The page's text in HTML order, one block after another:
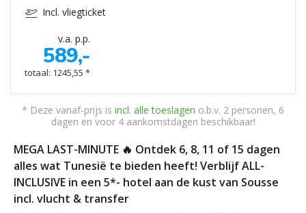
Incl. vliegticket
v.a. p.p.
589,-
totaal: 1245,55 *
* Deze vanaf-prijs is incl. alle toeslagen o.b.v. 2 personen, 6
dagen en voor 4 aankomstdagen beschikbaar!
MEGA LAST-MINUTE 🔥 Ontdek 6, 8, 11 of 15 dagen
alles wat Tunesië te bieden heeft! Verblijf ALL-
INCLUSIVE in een 5*- hotel aan de kust van Sousse
incl. vlucht & transfer